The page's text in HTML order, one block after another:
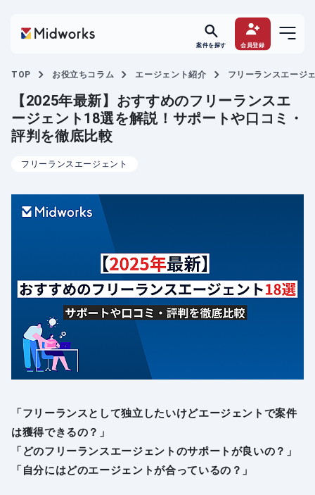
案件を探す 会員登録
TOP お役立ちコラム エージェント紹介 フリーランスエージ
【2025年最新】おすすめのフリーランスエ
ージェント18選を解説！サポートや口コミ・
評判を徹底比較
フリーランスエージェント
「フリーランスとして独立したいけどエージェントで案件
は獲得できるの？」
「どのフリーランスエージェントのサポートが良いの？」
「自分にはどのエージェントが合っているの？」